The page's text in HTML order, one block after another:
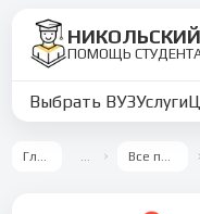
НИКОЛЬСКИЙ
ПОМОЩЬ
Выбрать ВУЗУслуги
Главная … Все предметы